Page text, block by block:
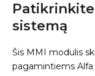
sistemą
Šis MMI modulis
pagamintiems Alfa